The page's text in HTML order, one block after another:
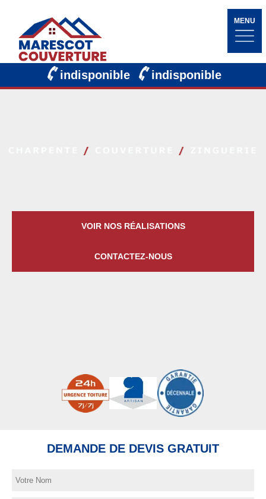
MENU
indisponible indisponible
VOIR NOS RÉALISATIONS
CONTACTEZ-NOUS
DEMANDE DE DEVIS GRATUIT